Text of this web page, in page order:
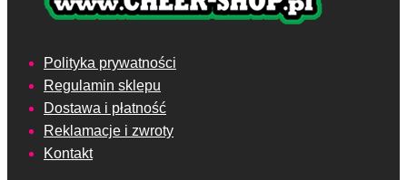
Polityka prywatności
Regulamin sklepu
Dostawa i płatność
Reklamacje i zwroty
Kontakt